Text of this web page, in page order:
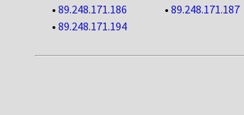
• 89.248.171.186 • 89.248.171.187
• 89.248.171.194